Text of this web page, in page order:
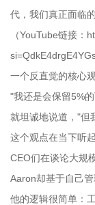
代，我们真正面临
（YouTube链接：
一个反直觉的核心
"我还是会保留5%
就坦诚地说道，"但
这个观点在当下听
CEO们在谈论大规
Aaron却基于自己
他的逻辑很简单：